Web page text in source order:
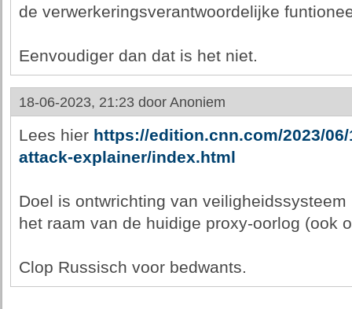
de verwerkeringsverantwoordelijke
Eenvoudiger dan dat is het niet.
18-06-2023, 21:23 door Anoniem
Lees hier https://edition.cnn.com/2023/
attack-explainer/index.html
Doel is ontwrichting van veiligheidssysteem
het raam van de huidige proxy-oorlog (ook
Clop Russisch voor bedwants.